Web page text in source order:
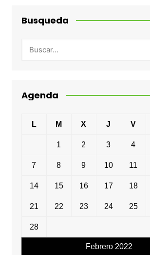
Busqueda
Agenda
Febrero 2022
L M X J V
1 2 3 4
7 8 9 10 11
14 15 16 17 18
21 22 23 24 25
28